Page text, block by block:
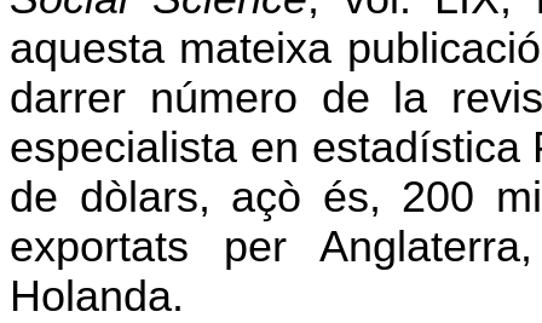
aquesta mateixa
darrer número de la
especialista en estadística
de dòlars, açò és, 200
exportats per
Holanda.